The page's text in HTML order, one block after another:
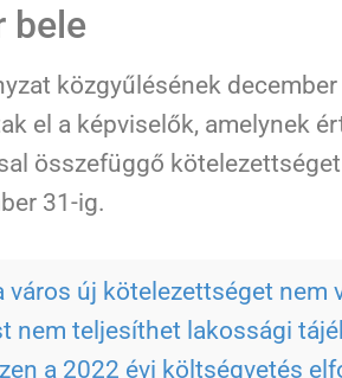
bele
közgyűlésének
el a képviselők, amelynek
összefüggő
31-ig.
város új kötelezettséget nem
nem teljesíthet lakossági
a 2022 évi költségvetés